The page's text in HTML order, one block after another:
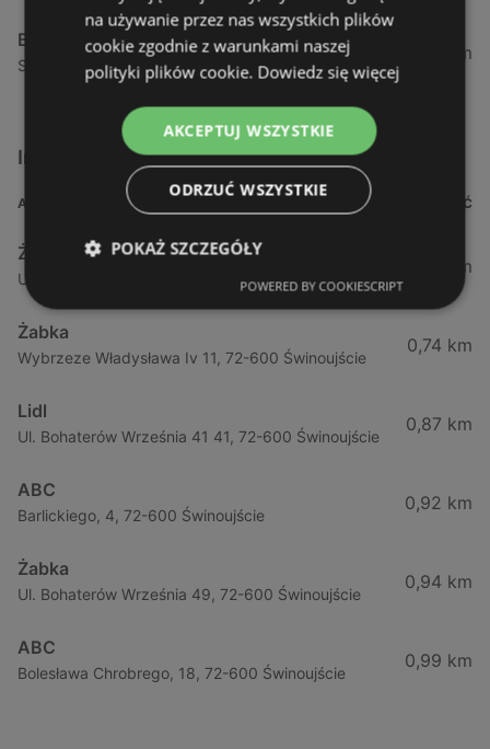
Biedronka
Sienkiewicza 32, 72-510 Wolin
24,01 km
Inne sklepy Supermarkety w pobliżu
ADRES ODLEGŁOŚĆ
Żabka
Ul. Barlickiego 4d / 2, 72-602 Świnoujście
0,64 km
Żabka
Wybrzeze Władysława Iv 11, 72-600 Świnoujście
0,74 km
Lidl
Ul. Bohaterów Września 41 41, 72-600 Świnoujście
0,87 km
ABC
Barlickiego, 4, 72-600 Świnoujście
0,92 km
Żabka
Ul. Bohaterów Września 49, 72-600 Świnoujście
0,94 km
ABC
Bolesława Chrobrego, 18, 72-600 Świnoujście
0,99 km
na używanie przez nas wszystkich plików
cookie zgodnie z warunkami naszej
polityki plików cookie. Dowiedz się więcej
AKCEPTUJ WSZYSTKIE
ODRZUĆ WSZYSTKIE
POKAŻ SZCZEGÓŁY
POWERED BY COOKIESCRIPT